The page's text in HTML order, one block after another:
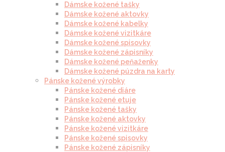
Dámske kožené tašky
Dámske kožené aktovky
Dámske kožené kabelky
Dámske kožené vizitkáre
Dámske kožené spisovky
Dámske kožené zápisníky
Dámske kožené peňaženky
Dámske kožené púzdra na karty
Pánske kožené výrobky
Pánske kožené diáre
Pánske kožené etuje
Pánske kožené tašky
Pánske kožené aktovky
Pánske kožené vizitkáre
Pánske kožené spisovky
Pánske kožené zápisníky